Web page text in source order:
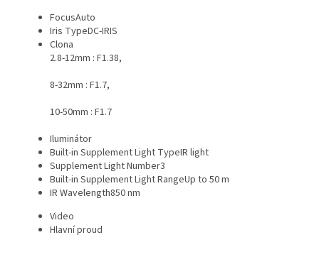
FocusAuto
Iris TypeDC-IRIS
Clona
2.8-12mm : F1.38,
8-32mm : F1.7,
10-50mm : F1.7
Iluminátor
Built-in Supplement Light TypeIR light
Supplement Light Number3
Built-in Supplement Light RangeUp to 50 m
IR Wavelength850 nm
Video
Hlavní proud